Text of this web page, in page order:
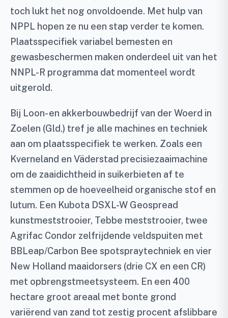
toch lukt het nog onvoldoende. Met hulp van
NPPL hopen ze nu een stap verder te komen.
Plaatsspecifiek variabel bemesten en
gewasbeschermen maken onderdeel uit van het
NNPL-R programma dat momenteel wordt
uitgerold.
Bij Loon- en akkerbouwbedrijf van der Woerd in
Zoelen (Gld.) tref je alle machines en techniek
aan om plaatsspecifiek te werken. Zoals een
Kverneland en Väderstad precisiezaaimachine
om de zaaidichtheid in suikerbieten af te
stemmen op de hoeveelheid organische stof en
lutum. Een Kubota DSXL-W Geospread
kunstmeststrooier, Tebbe meststrooier, twee
Agrifac Condor zelfrijdende veldspuiten met
BBLeap/Carbon Bee spotspraytechniek en vier
New Holland maaidorsers (drie CX en een CR)
met opbrengstmeetsysteem. En een 400
hectare groot areaal met bonte grond
variërend van zand tot zestig procent afslibbare